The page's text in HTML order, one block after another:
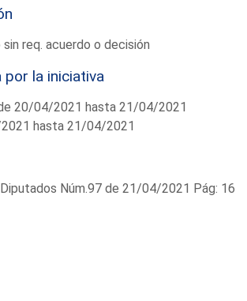
req. acuerdo o decisión
la iniciativa
20/04/2021 hasta 21/04/2021
hasta 21/04/2021
Núm.97 de 21/04/2021 Pág: 16